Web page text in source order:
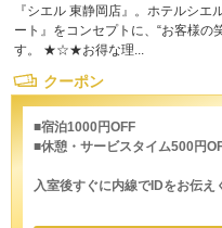
『シエル 東静岡店』。ホテルシ
ート』をコンセプトに、“お客様の
す。 ★☆★お得な理...
クーポン
■宿泊1000円OFF
■休憩・サービスタイム500円
入室後すぐに内線でIDをお伝え